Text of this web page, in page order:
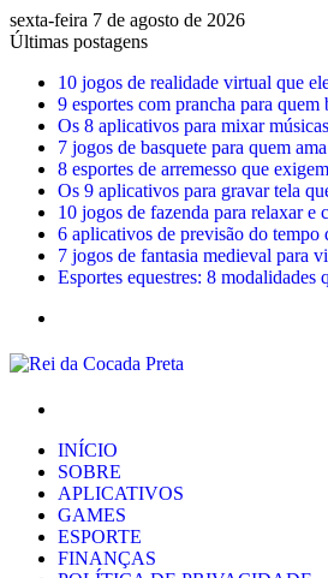
sexta-feira 7 de agosto de 2026
Últimas postagens
10 jogos de realidade virtual que
9 esportes com prancha para quem
Os 8 aplicativos para mixar
7 jogos de basquete para quem
8 esportes de arremesso que
Os 9 aplicativos para gravar tela
10 jogos de fazenda para relaxar e
6 aplicativos de previsão do tempo
7 jogos de fantasia medieval para
Esportes equestres: 8 modalidades
INÍCIO
SOBRE
APLICATIVOS
GAMES
ESPORTE
FINANÇAS